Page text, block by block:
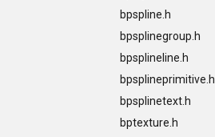
bpspline.h
bpsplinegroup.h
bpsplineline.h
bpsplineprimitive.h
bpsplinetext.h
bptexture.h